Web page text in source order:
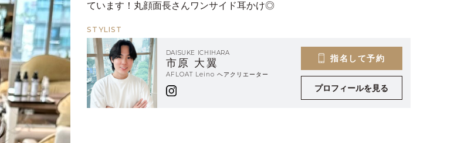
ています！丸顔面長さんワンサイド耳かけ◎
STYLIST
DAISUKE ICHIHARA
市原 大翼
AFLOAT Leino ヘアクリエーター
指名して予約
プロフィールを見る